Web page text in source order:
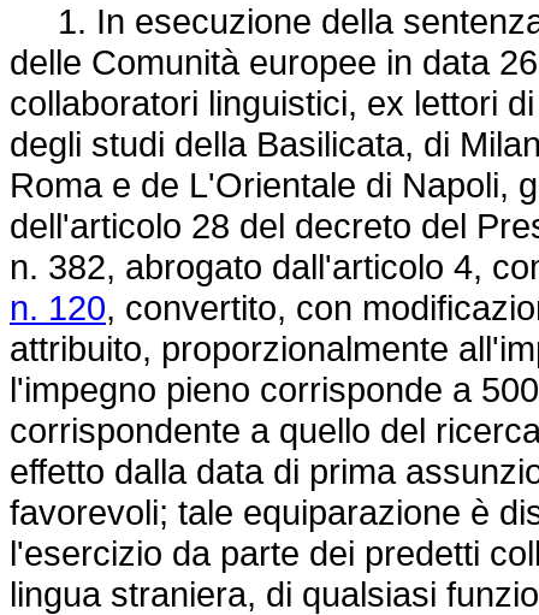
1. In esecuzione della
delle Comunità europee in data
collaboratori linguistici, ex lettori
degli studi della Basilicata, di
Roma e de L'Orientale di Napoli,
dell'articolo 28 del decreto del
n. 382, abrogato dall'articolo 4,
n. 120, convertito, con
attribuito, proporzionalmente
l'impegno pieno corrisponde a
corrispondente a quello del
effetto dalla data di prima
favorevoli; tale equiparazione è
l'esercizio da parte dei predetti
lingua straniera, di qualsiasi